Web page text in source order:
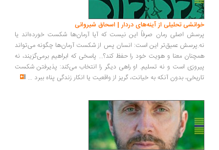
تحلیلی از آینه‌های دردار | اسحاق شیروانی
اصلی رمان صرفاً این نیست که آیا آرمان‌ها شکست خورده‌اند یا
عمیق‌تر این است: انسان پس از شکست آرمان‌ها چگونه می‌تواند
معنا و هویت خود را حفظ کند؟... پاسخی که ابراهیم برمی‌گزیند، نه
است و نه تسلیم. او راهی دیگر را انتخاب می‌کند: پذیرفتن شکست
بدون آنکه به خیانت، گریز از واقعیت یا انکار زندگی پناه ببرد...